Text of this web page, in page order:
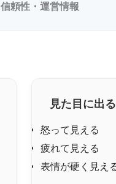
信頼性・運営情報
見た目に出
怒って見える
疲れて見える
表情が硬く見え